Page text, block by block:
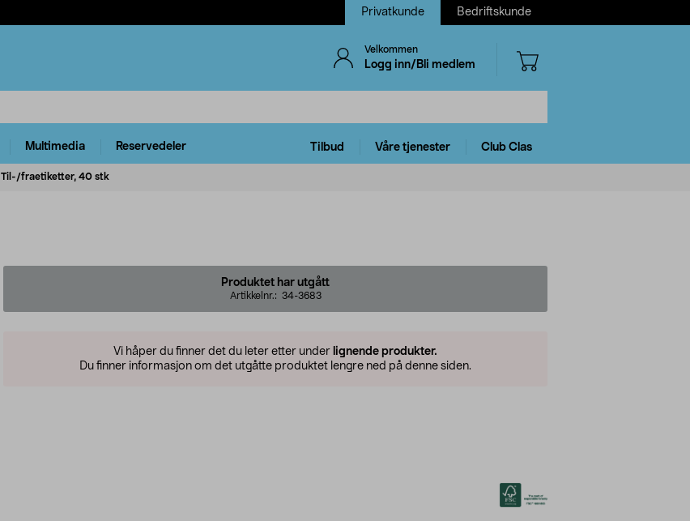
Privatkunde Bedriftskunde
Velkommen
Logg inn/Bli medlem
Multimedia Reservedeler Tilbud Våre tjenester Club Clas
Til-/fraetiketter, 40 stk
Produktet har utgått
Artikkelnr.: 34-3683
Vi håper du finner det du leter etter under lignende produkter.
Du finner informasjon om det utgåtte produktet lengre ned på denne siden.